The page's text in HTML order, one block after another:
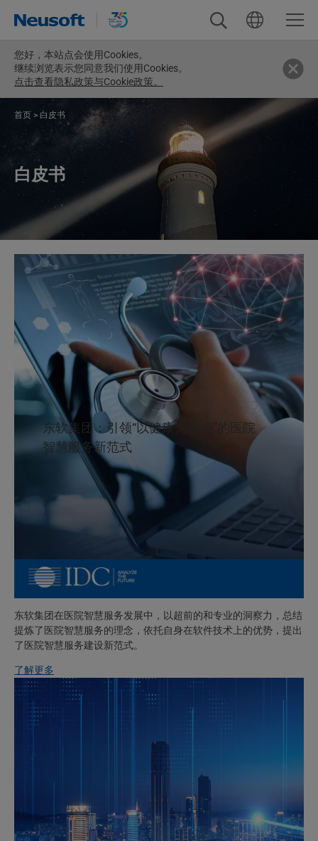
您好， 本站点会使用Cookies。
继续浏览表示您同意我们使用Cookies。
点击查看隐私政策与Cookie政策。
首页 > 白皮书
白皮书
东软集团：引领“以健康为中心”的医院
智慧服务新范式
东软集团在医院智慧服务发展中，以超前的和专业的洞察力，总结
提炼了医院智慧服务的理念，依托自身在软件技术上的优势，提出
了医院智慧服务建设新范式。
了解更多